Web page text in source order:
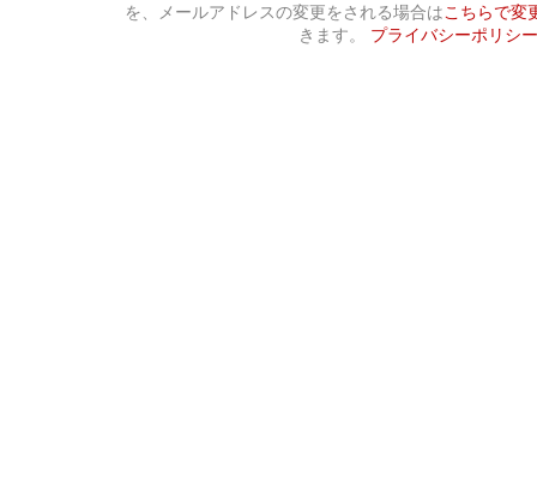
を、メールアドレスの変更をされる場合はこちらで変
きます。 プライバシーポリシー